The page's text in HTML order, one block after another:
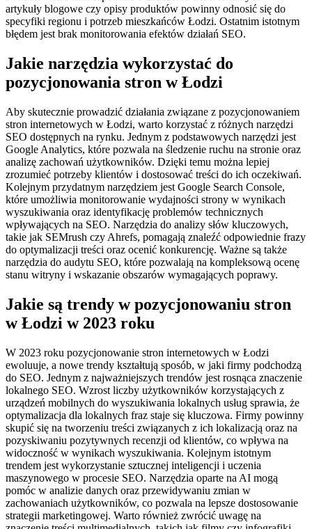
artykuły blogowe czy opisy produktów powinny odnosić się do
specyfiki regionu i potrzeb mieszkańców Łodzi. Ostatnim istotnym
błędem jest brak monitorowania efektów działań SEO.
Jakie narzędzia wykorzystać do
pozycjonowania stron w Łodzi
Aby skutecznie prowadzić działania związane z pozycjonowaniem
stron internetowych w Łodzi, warto korzystać z różnych narzędzi
SEO dostępnych na rynku. Jednym z podstawowych narzędzi jest
Google Analytics, które pozwala na śledzenie ruchu na stronie oraz
analizę zachowań użytkowników. Dzięki temu można lepiej
zrozumieć potrzeby klientów i dostosować treści do ich oczekiwań.
Kolejnym przydatnym narzędziem jest Google Search Console,
które umożliwia monitorowanie wydajności strony w wynikach
wyszukiwania oraz identyfikację problemów technicznych
wpływających na SEO. Narzędzia do analizy słów kluczowych,
takie jak SEMrush czy Ahrefs, pomagają znaleźć odpowiednie frazy
do optymalizacji treści oraz ocenić konkurencję. Ważne są także
narzędzia do audytu SEO, które pozwalają na kompleksową ocenę
stanu witryny i wskazanie obszarów wymagających poprawy.
Jakie są trendy w pozycjonowaniu stron
w Łodzi w 2023 roku
W 2023 roku pozycjonowanie stron internetowych w Łodzi
ewoluuje, a nowe trendy kształtują sposób, w jaki firmy podchodzą
do SEO. Jednym z najważniejszych trendów jest rosnąca znaczenie
lokalnego SEO. Wzrost liczby użytkowników korzystających z
urządzeń mobilnych do wyszukiwania lokalnych usług sprawia, że
optymalizacja dla lokalnych fraz staje się kluczowa. Firmy powinny
skupić się na tworzeniu treści związanych z ich lokalizacją oraz na
pozyskiwaniu pozytywnych recenzji od klientów, co wpływa na
widoczność w wynikach wyszukiwania. Kolejnym istotnym
trendem jest wykorzystanie sztucznej inteligencji i uczenia
maszynowego w procesie SEO. Narzędzia oparte na AI mogą
pomóc w analizie danych oraz przewidywaniu zmian w
zachowaniach użytkowników, co pozwala na lepsze dostosowanie
strategii marketingowej. Warto również zwrócić uwagę na